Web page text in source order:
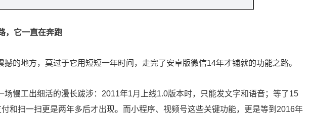
，它一直在奔跑
的地方，莫过于它用短短一年时间，走完了安卓版微信14年才铺就的功能之路。
场慢工出细活的漫长跋涉：2011年1月上线1.0版本时，只能发文字和语音；等了15
付和扫一扫更是两年多后才出现。而小程序、视频号这些关键功能，更是等到2016年